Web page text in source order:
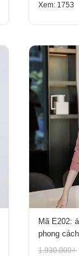
Xem: 1753
Mã E202:
phong
1.930.000₫